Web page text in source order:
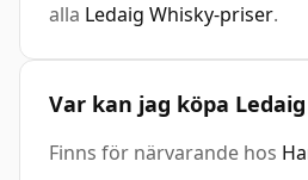
alla Ledaig Whisky-priser.
Var kan jag köpa
Finns för närvarande hos